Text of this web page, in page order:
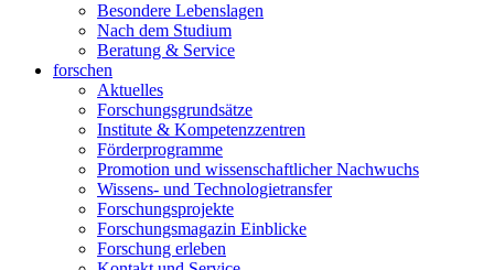
Besondere Lebenslagen
Nach dem Studium
Beratung & Service
forschen
Aktuelles
Forschungsgrundsätze
Institute & Kompetenzzentren
Förderprogramme
Promotion und wissenschaftlicher Nachwuchs
Wissens- und Technologietransfer
Forschungsprojekte
Forschungsmagazin Einblicke
Forschung erleben